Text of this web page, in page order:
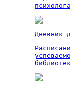
Дневник